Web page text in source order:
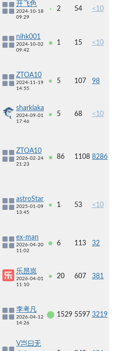
开飞色
2024-10-18
09:29
2 54 <10
nihk001
2024-10-02
09:42
1 15 <10
ZTOA10
2024-11-19
14:55
5 107 98
sharklaka
2024-09-01
17:46
5 68 <10
ZTOA10
2026-02-24
21:23
86 1108 8286
astroStar
2025-01-09
13:45
1 53 <10
ex-man
2026-04-20
11:02
6 113 32
乐昂岚
2026-04-01
11:10
20 607 381
李考凡
2026-04-12
14:26
1529 5597 3219
V岂曰无